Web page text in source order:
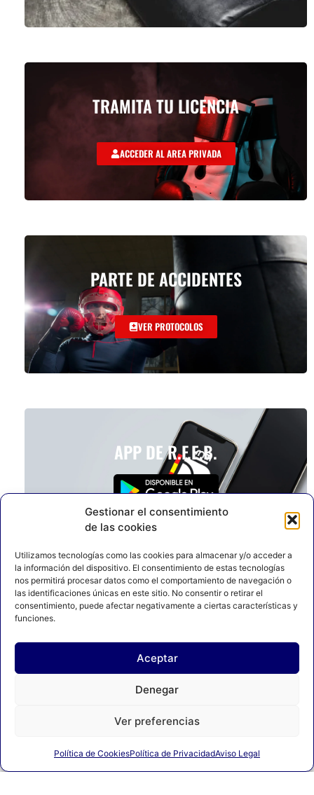
Gestionar el consentimiento
de las cookies
Utilizamos tecnologías como las cookies para almacenar y/o acceder a
la información del dispositivo. El consentimiento de estas tecnologías
nos permitirá procesar datos como el comportamiento de navegación o
las identificaciones únicas en este sitio. No consentir o retirar el
consentimiento, puede afectar negativamente a ciertas características y
funciones.
Aceptar
Denegar
Ver preferencias
Política de CookiesPolítica de PrivacidadAviso Legal
TRAMITA TU LICENCIA
ACCEDER AL AREA PRIVADA
PARTE DE ACCIDENTES
VER PROTOCOLOS
APP DE R.F.E.B.
POLÍTICA DE PRIVACIDAD
POLÍTICA DE COOKIES